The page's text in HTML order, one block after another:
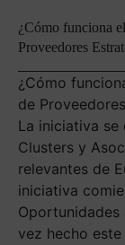
¿Cómo funciona
Proveedores
¿Cómo
de
La iniciativa
Clusters y
relevantes de
iniciativa
Oportunidades
vez hecho